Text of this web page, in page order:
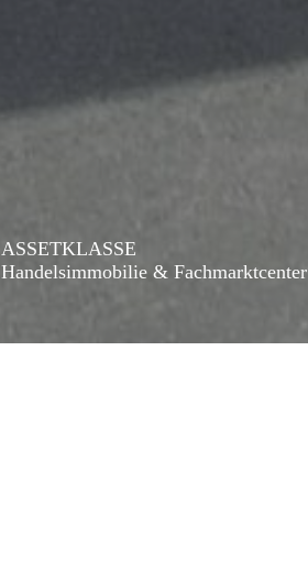
ASSETKLASSE
Handelsimmobilie & Fachmarktcenter